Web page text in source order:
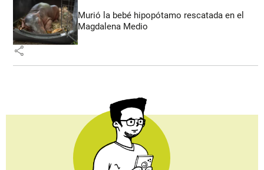
Murió la bebé hipopótamo rescatada en el
Magdalena Medio
share